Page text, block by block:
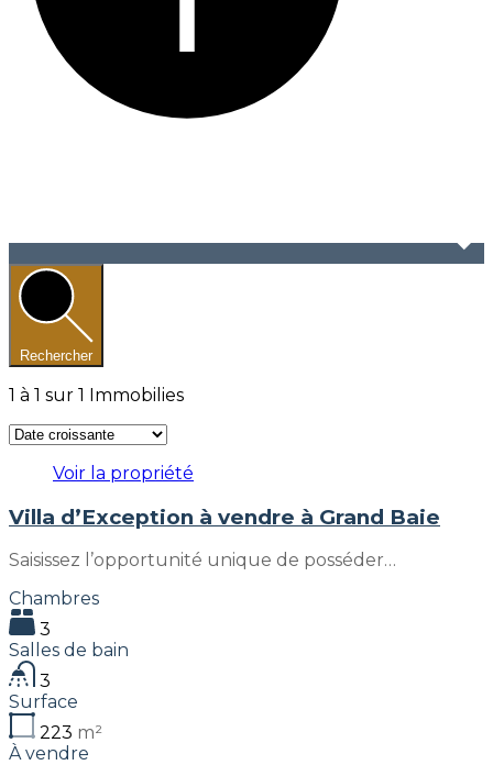
Rechercher
1 à 1 sur 1 Immobilies
Voir la propriété
Villa d’Exception à vendre à Grand Baie
Saisissez l’opportunité unique de posséder…
Chambres
3
Salles de bain
3
Surface
223 m²
À vendre